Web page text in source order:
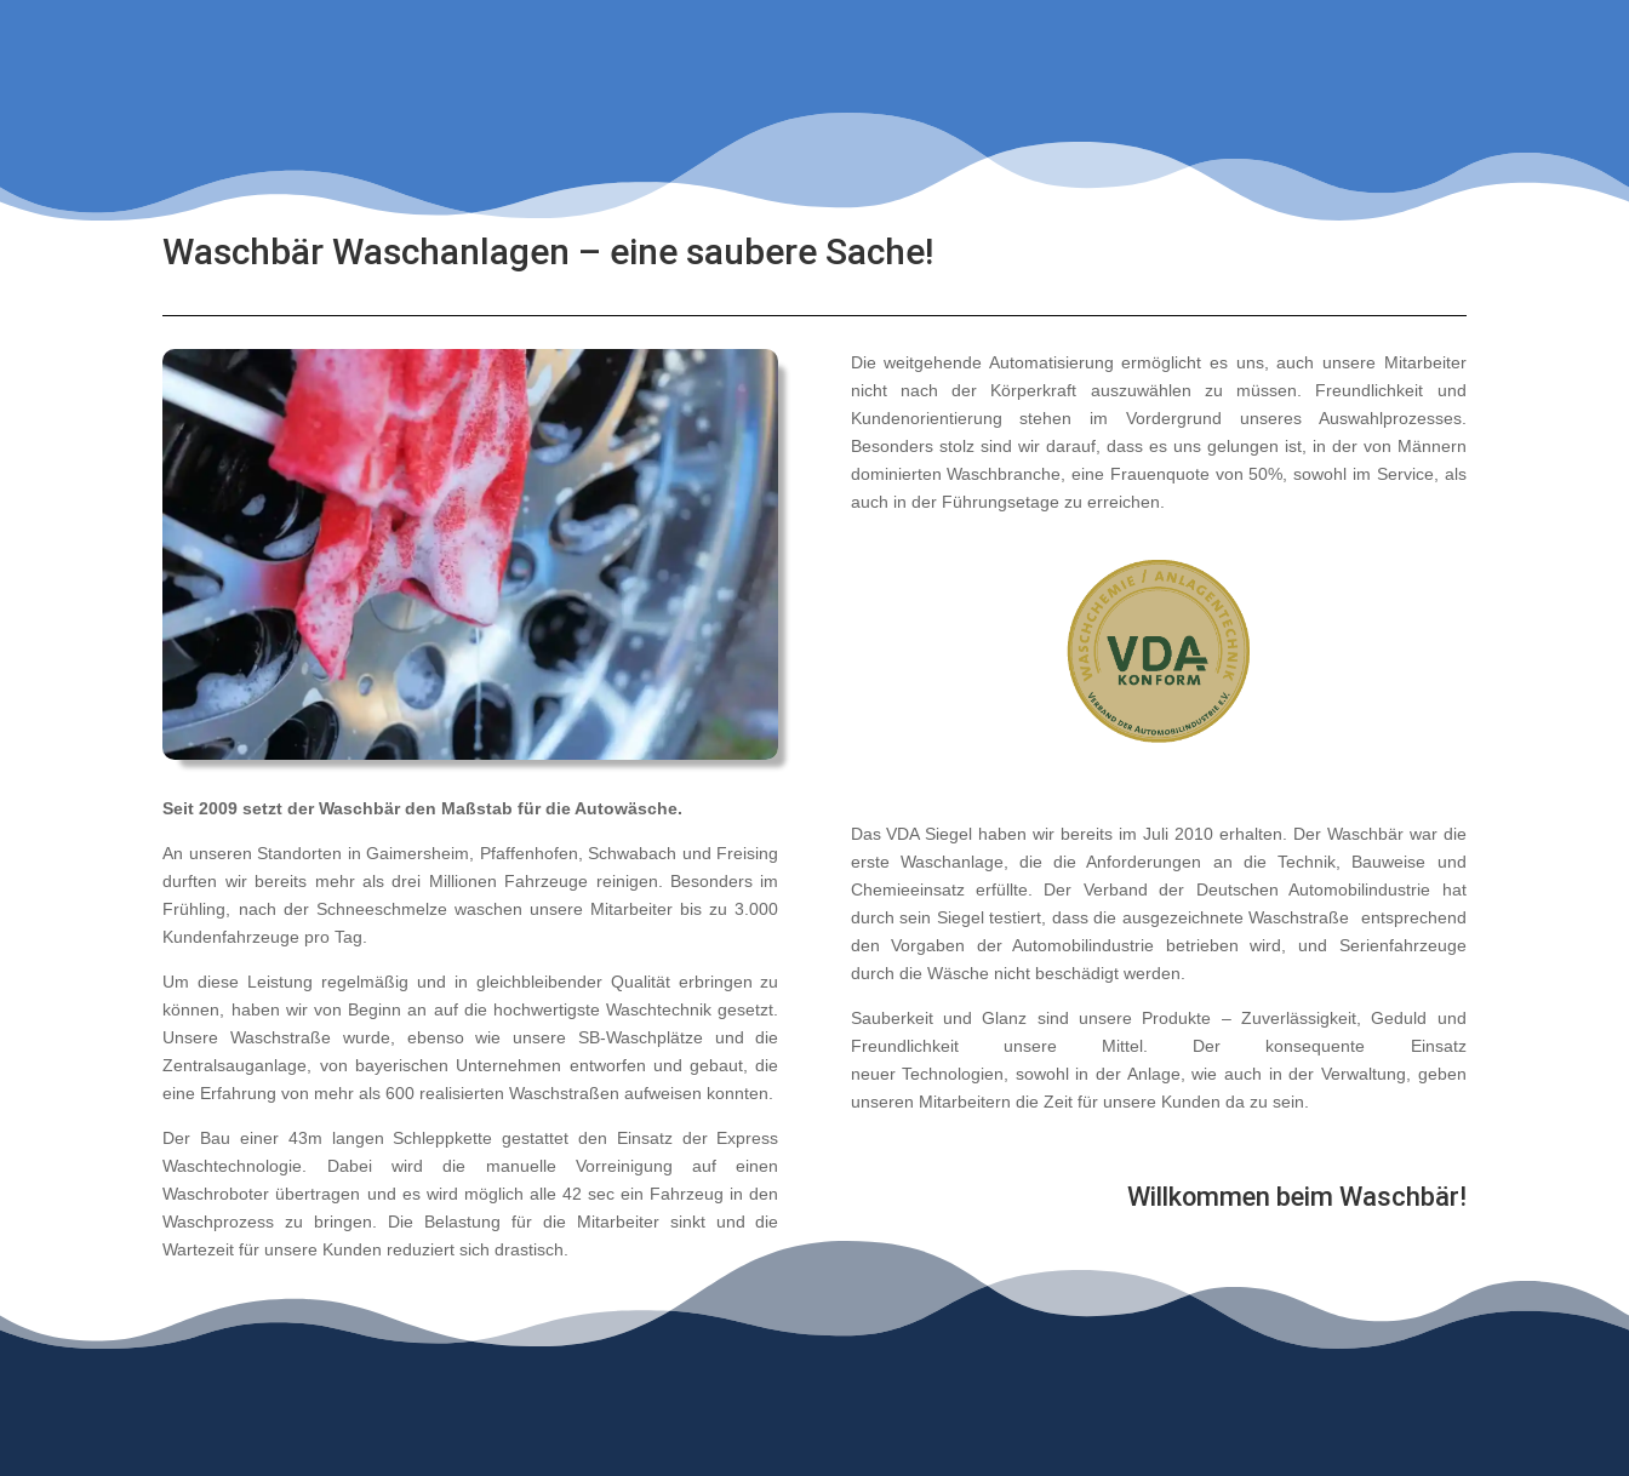
Waschbär Waschanlagen – eine saubere Sache!
Seit 2009 setzt der Waschbär den Maßstab für die Autowäsche.
An unseren Standorten in Gaimersheim, Pfaffenhofen, Schwabach und Freising
durften wir bereits mehr als drei Millionen Fahrzeuge reinigen. Besonders im
Frühling, nach der Schneeschmelze waschen unsere Mitarbeiter bis zu 3.000
Kundenfahrzeuge pro Tag.
Um diese Leistung regelmäßig und in gleichbleibender Qualität erbringen zu
können, haben wir von Beginn an auf die hochwertigste Waschtechnik gesetzt.
Unsere Waschstraße wurde, ebenso wie unsere SB-Waschplätze und die
Zentralsauganlage, von bayerischen Unternehmen entworfen und gebaut, die
eine Erfahrung von mehr als 600 realisierten Waschstraßen aufweisen konnten.
Der Bau einer 43m langen Schleppkette gestattet den Einsatz der Express
Waschtechnologie. Dabei wird die manuelle Vorreinigung auf einen
Waschroboter übertragen und es wird möglich alle 42 sec ein Fahrzeug in den
Waschprozess zu bringen. Die Belastung für die Mitarbeiter sinkt und die
Wartezeit für unsere Kunden reduziert sich drastisch.
Die weitgehende Automatisierung ermöglicht es uns, auch unsere Mitarbeiter
nicht nach der Körperkraft auszuwählen zu müssen. Freundlichkeit und
Kundenorientierung stehen im Vordergrund unseres Auswahlprozesses.
Besonders stolz sind wir darauf, dass es uns gelungen ist, in der von Männern
dominierten Waschbranche, eine Frauenquote von 50%, sowohl im Service, als
auch in der Führungsetage zu erreichen.
Das VDA Siegel haben wir bereits im Juli 2010 erhalten. Der Waschbär war die
erste Waschanlage, die die Anforderungen an die Technik, Bauweise und
Chemieeinsatz erfüllte. Der Verband der Deutschen Automobilindustrie hat
durch sein Siegel testiert, dass die ausgezeichnete Waschstraße entsprechend
den Vorgaben der Automobilindustrie betrieben wird, und Serienfahrzeuge
durch die Wäsche nicht beschädigt werden.
Sauberkeit und Glanz sind unsere Produkte – Zuverlässigkeit, Geduld und
Freundlichkeit unsere Mittel. Der konsequente Einsatz
neuer Technologien, sowohl in der Anlage, wie auch in der Verwaltung, geben
unseren Mitarbeitern die Zeit für unsere Kunden da zu sein.
Willkommen beim Waschbär!